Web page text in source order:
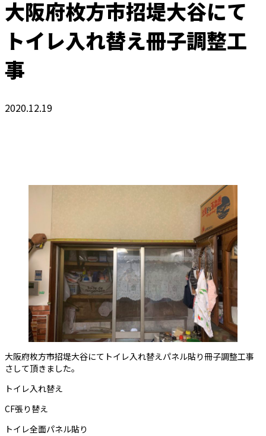
大阪府枚方市招堤大谷にて
トイレ入れ替え冊子調整工
事
2020.12.19
大阪府枚方市招堤大谷にてトイレ入れ替えパネル貼り冊子調整工事
さして頂きました。
トイレ入れ替え
CF張り替え
トイレ全面パネル貼り